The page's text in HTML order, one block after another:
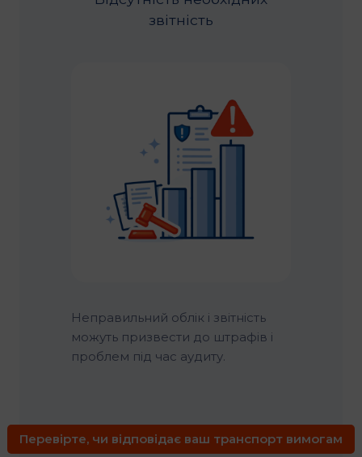
звітність
Неправильний облік і звітність
можуть призвести до штрафів і
проблем під час аудиту.
Перевірте, чи відповідає ваш транспорт вимогам